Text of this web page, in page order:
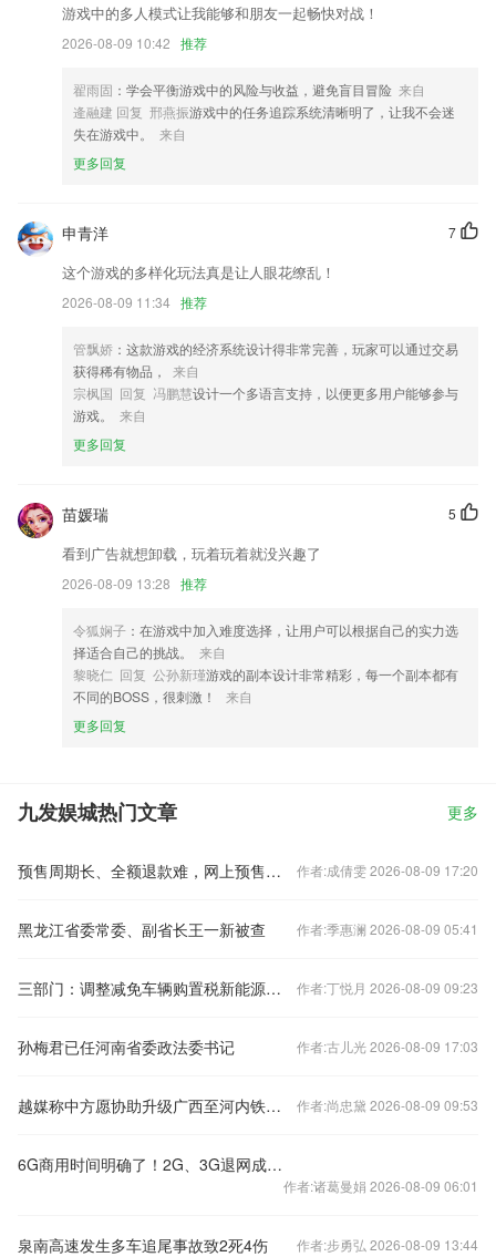
修正打开文本文件问题数据其它
直接封面最高清显示
智能升级，推荐更懂你
修改隐私权限，保护用户隐私
联系我们
以上就是九发娱城的介绍，如果您喜欢这款软件，您可以到应用商店进行
游戏中的多人模式让我能够和朋友一起畅快对战！
2026-08-09 10:42 推荐
翟雨固 ：学会平衡游戏中的风险与收益，避免盲目冒险 来自
逄融建 回复 邢燕振游戏中的任务追踪系统清晰明了，让我不会迷
失在游戏中。
来自
更多回复
7
申青洋
这个游戏的多样化玩法真是让人眼花缭乱！
2026-08-09 11:34 推荐
管飘娇 ：这款游戏的经济系统设计得非常完善，玩家可以通过交易
获得稀有物品，
来自
宗枫国 回复 冯鹏慧设计一个多语言支持，以便更多用户能够参与
游戏。
来自
更多回复
5
苗媛瑞
看到广告就想卸载，玩着玩着就没兴趣了
2026-08-09 13:28 推荐
令狐娴子 ：在游戏中加入难度选择，让用户可以根据自己的实力选
择适合自己的挑战。
来自
黎晓仁 回复 公孙新瑾游戏的副本设计非常精彩，每一个副本都有
不同的BOSS，很刺激！
来自
更多回复
九发娱城热门文章 更多
预售周期长、全额退款难，网上预售票套路埋得深 作者:成倩雯 2026-08-09 17:20
黑龙江省委常委、副省长王一新被查 作者:季惠澜 2026-08-09 05:41
三部门：调整减免车辆购置税新能源汽车产品技术要求 作者:丁悦月 2026-08-09 09:23
孙梅君已任河南省委政法委书记 作者:古儿光 2026-08-09 17:03
越媒称中方愿协助升级广西至河内铁路交通，外交部回应 作者:尚忠黛 2026-08-09 09:53
6G商用时间明确了！2G、3G退网成必然 老用户怎么办？
作者:诸葛曼娟 2026-08-09 06:01
泉南高速发生多车追尾事故致2死4伤 作者:步勇弘 2026-08-09 13:44